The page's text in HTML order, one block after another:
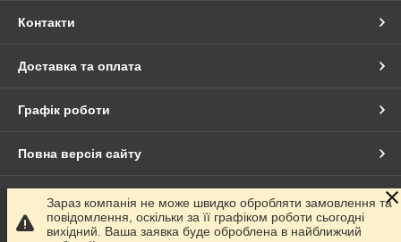
Контакти
Доставка та оплата
Графік роботи
Повна версія сайту
Сайт створено на маркетплейсі Prom.ua
Зараз компанія не може швидко обробляти замовлення та
повідомлення, оскільки за її графіком роботи сьогодні
вихідний. Ваша заявка буде оброблена в найближчий